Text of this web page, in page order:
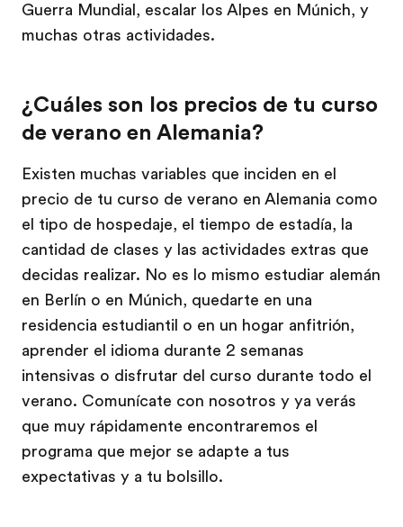
Guerra Mundial, escalar los Alpes en Múnich, y
muchas otras actividades.
¿Cuáles son los precios de tu curso
de verano en Alemania?
Existen muchas variables que inciden en el
precio de tu curso de verano en Alemania como
el tipo de hospedaje, el tiempo de estadía, la
cantidad de clases y las actividades extras que
decidas realizar. No es lo mismo estudiar alemán
en Berlín o en Múnich, quedarte en una
residencia estudiantil o en un hogar anfitrión,
aprender el idioma durante 2 semanas
intensivas o disfrutar del curso durante todo el
verano. Comunícate con nosotros y ya verás
que muy rápidamente encontraremos el
programa que mejor se adapte a tus
expectativas y a tu bolsillo.